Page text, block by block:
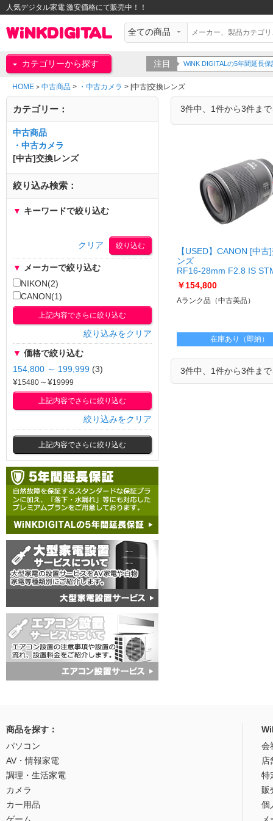
人気デジタル家電 激安価格にて販売中！！
カテゴリーから探す 注目 WiNK DIGITALの5年間延長
HOME > 中古商品 > ・中古カメラ > [中古]交換レンズ
3件中、1件から3件ま
【USED】CANON [中古
ンズ
RF16-28mm F2.8 IS
[USED]u061651 RF16-
28mm F2.8 IS STM
￥154,800
Aランク品（中古美品）
在庫あり（即納）
3件中、1件から3件ま
カテゴリー：
中古商品
・中古カメラ
[中古]交換レンズ
絞り込み検索：
▼ キーワードで絞り込む
クリア
▼ メーカーで絞り込む
NIKON(2)
CANON(1)
上記内容でさらに絞り込む
絞り込みをクリア
▼ 価格で絞り込む
154,800 ～ 199,999 (3)
¥
～¥
上記内容でさらに絞り込む
絞り込みをクリア
上記内容でさらに絞り込む
商品を探す：
パソコン
AV・情報家電
調理・生活家電
カメラ
カー用品
会
店
特
販
個